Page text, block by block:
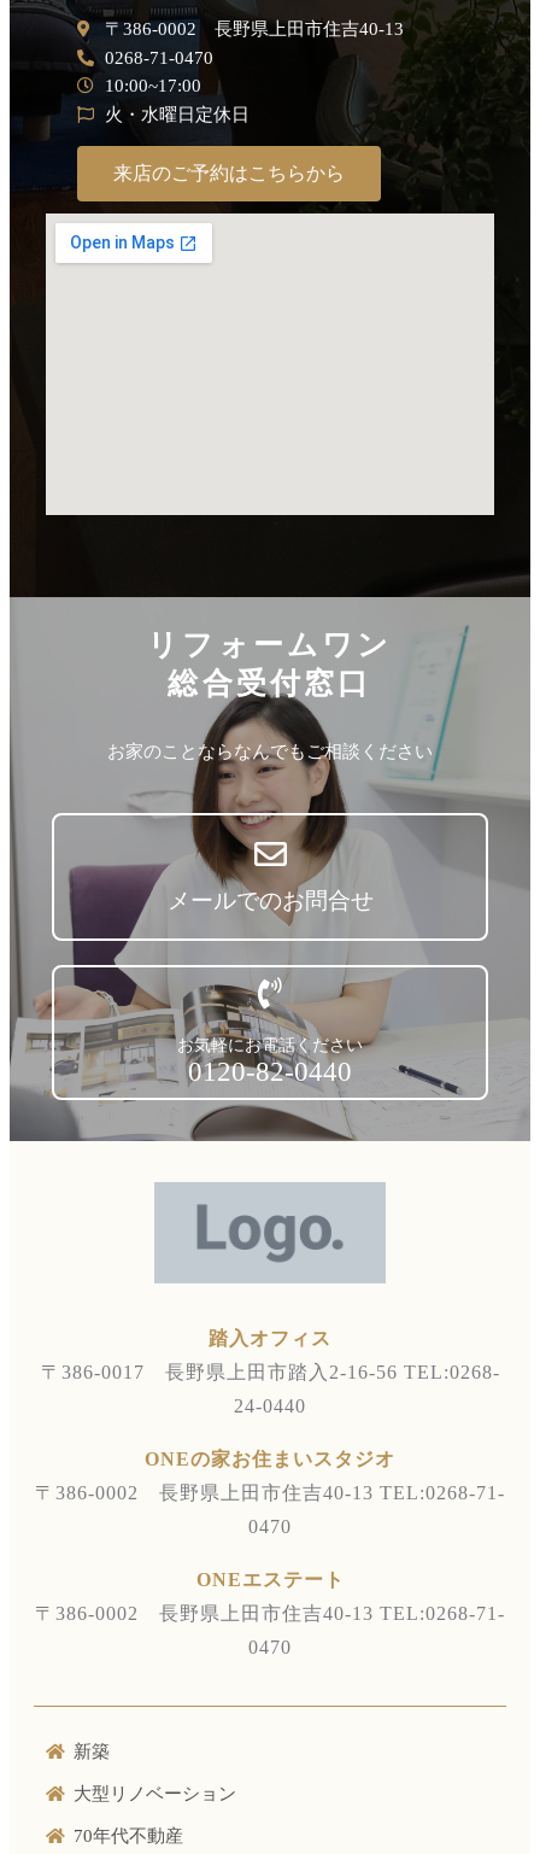
〒386-0002 長野県上田市住吉40-13
0268-71-0470
10:00~17:00
火・水曜日定休日
来店のご予約はこちらから
リフォームワン
総合受付窓口
お家のことならなんでもご相談ください
メールでのお問合せ
お気軽にお電話ください
0120-82-0440
踏入オフィス
〒386-0017 長野県上田市踏入2-16-56 TEL:0268-
24-0440
ONEの家お住まいスタジオ
〒386-0002 長野県上田市住吉40-13 TEL:0268-71-
0470
ONEエステート
〒386-0002 長野県上田市住吉40-13 TEL:0268-71-
0470
新築
大型リノベーション
70年代不動産